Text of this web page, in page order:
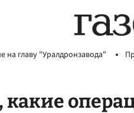
на главу "Уралдронзавода"